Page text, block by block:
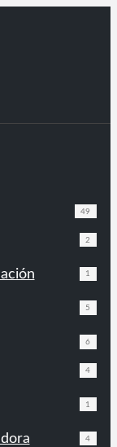
49
2
1
5
6
4
1
4